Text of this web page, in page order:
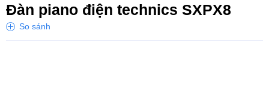
Đàn piano điện technics SXPX8
So sánh